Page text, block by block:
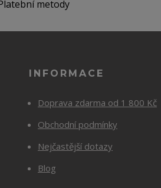
INFORMACE
Doprava zdarma od 1 800 Kč
Obchodní podmínky
Nejčastější dotazy
Blog